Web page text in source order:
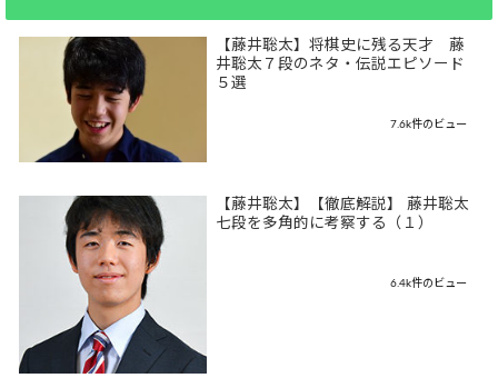
【藤井聡太】将棋史に残る天才 藤
井聡太７段のネタ・伝説エピソード
５選
7.6k件のビュー
【藤井聡太】【徹底解説】 藤井聡太
七段を多角的に考察する（１）
6.4k件のビュー